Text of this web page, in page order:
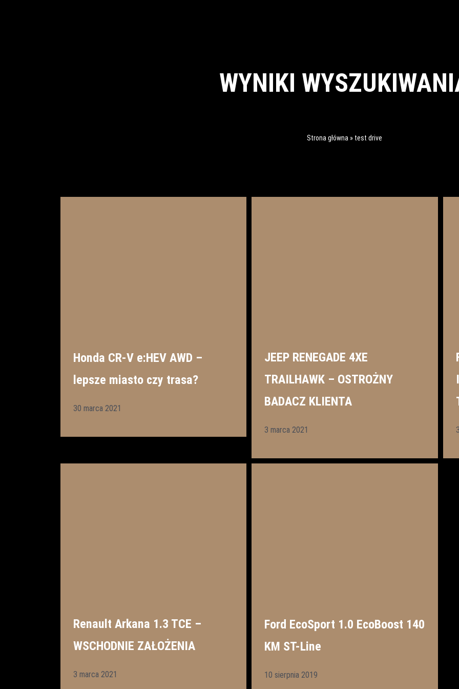
WYNIKI
Strona główna » test drive
Honda CR-V e:HEV AWD –
lepsze miasto czy trasa?
30 marca 2021
JEEP RENEGADE 4XE
TRAILHAWK – OSTROŻNY
BADACZ KLIENTA
3 marca 2021
Renault Arkana 1.3 TCE –
WSCHODNIE ZAŁOŻENIA
3 marca 2021
Ford EcoSport 1.0 EcoBoost 140
KM ST-Line
10 sierpnia 2019